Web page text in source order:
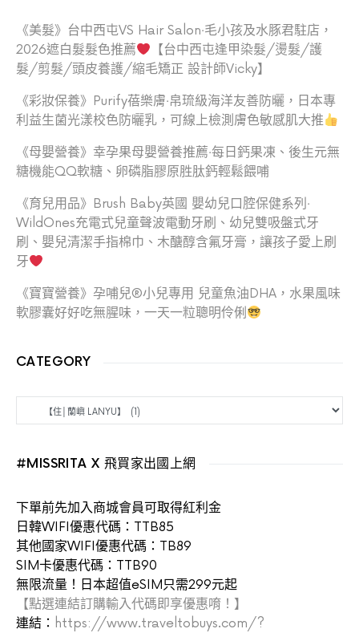
《美髮》台中西屯VS Hair Salon‧毛小孩及水豚君駐店，
2026遮白髮髮色推薦
【台中西屯逢甲染髮/燙髮/護
髮/剪髮/頭皮養護/縮毛矯正 設計師Vicky】
《彩妝保養》Purify蓓樂膚‧帛琉級海洋友善防曬，日本專
利益生菌光漾校色防曬乳，可線上檢測膚色敏感肌大推
《母嬰營養》幸孕果母嬰營養推薦‧每日鈣果凍、後生元無
糖機能QQ軟糖、卵磷脂膠原胜肽鈣輕鬆餵哺
《育兒用品》Brush Baby英國 嬰幼兒口腔保健系列‧
WildOnes充電式兒童聲波電動牙刷、幼兒雙吸盤式牙
刷、嬰兒清潔手指棉巾、木醣醇含氟牙膏，讓孩子愛上刷
牙
《寶寶營養》孕哺兒®小兒專用 兒童魚油DHA，水果風味
軟膠囊好好吃無腥味，一天一粒聰明伶俐
CATEGORY
#MISSRITA X 飛買家出國上網
下單前先加入商城會員可取得紅利金
日韓WIFI優惠代碼：TTB85
其他國家WIFI優惠代碼：TB89
SIM卡優惠代碼：TTB90
無限流量！日本超值eSIM只需299元起
【點選連結訂購輸入代碼即享優惠唷！】
連結： https://www.traveltobuys.com/?